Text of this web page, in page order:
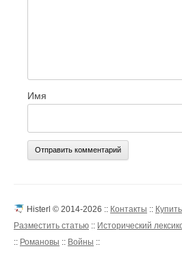
Имя
Histerl © 2014-2026 :: Контакты ::
Разместить статью :: Исторический
:: Романовы :: Войны ::